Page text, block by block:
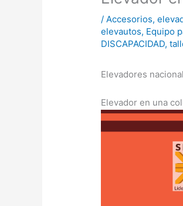
/ Accesorios,
elevautos, Equipo
DISCAPACIDAD,
Elevadores
Elevador en una